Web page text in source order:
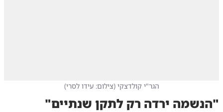
הגר"י קולדצקי (צילום: עידו לסרי)
"הנשמה ירדה רק לתקן שנתיים"